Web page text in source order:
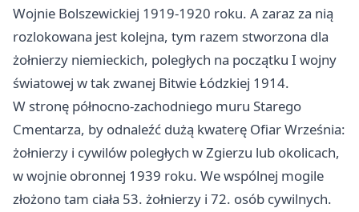
Wojnie Bolszewickiej 1919-1920 roku. A zaraz za nią
rozlokowana jest kolejna, tym razem stworzona dla
żołnierzy niemieckich, poległych na początku I wojny
światowej w tak zwanej Bitwie Łódzkiej 1914.
W stronę północno-zachodniego muru Starego
Cmentarza, by odnaleźć dużą kwaterę Ofiar Września:
żołnierzy i cywilów poległych w Zgierzu lub okolicach,
w wojnie obronnej 1939 roku. We wspólnej mogile
złożono tam ciała 53. żołnierzy i 72. osób cywilnych.